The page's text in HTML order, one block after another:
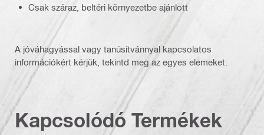
Csak száraz, beltéri környezetbe ajánlott
A jóváhagyással vagy tanúsítvánnyal kapcsolatos
információkért kérjük, tekintd meg az egyes elemeket.
Kapcsolódó Termékek